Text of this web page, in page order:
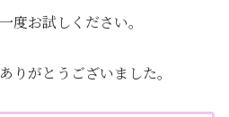
度お試しください。
りがとうございました。